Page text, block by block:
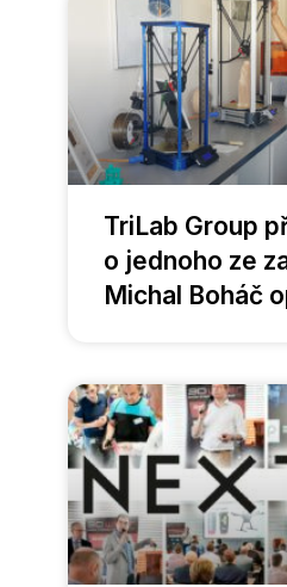
TriLab Group
o jednoho ze
Michal Boháč